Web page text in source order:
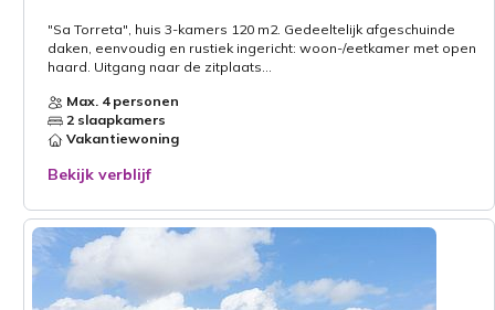
"Sa Torreta", huis 3-kamers 120 m2. Gedeeltelijk afgeschuinde
daken, eenvoudig en rustiek ingericht: woon-/eetkamer met open
haard. Uitgang naar de zitplaats...
Max. 4 personen
2 slaapkamers
Vakantiewoning
Bekijk verblijf